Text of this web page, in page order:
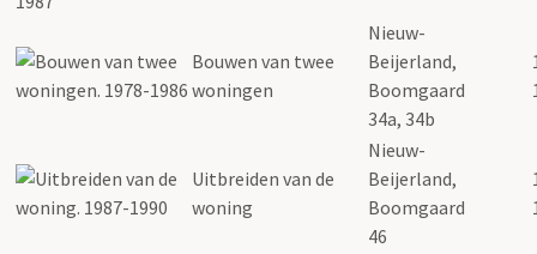
Bouwen van twee
woningen
Nieuw-
Beijerland,
Boomgaard
34a, 34b
Uitbreiden van de
woning
Nieuw-
Beijerland,
Boomgaard
46